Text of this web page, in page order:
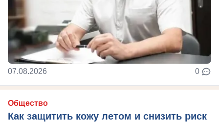
07.08.2026 0
Общество
Как защитить кожу летом и снизить риск